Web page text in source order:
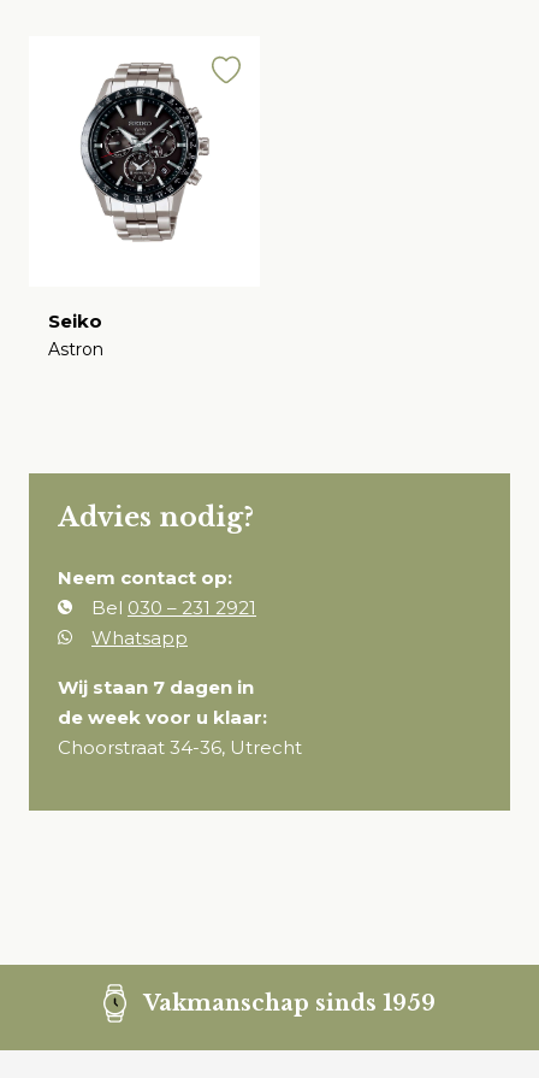
Seiko
Astron
Advies nodig?
Neem contact op:
Bel 030 – 231 2921
Whatsapp
Wij staan 7 dagen in
de week voor u klaar:
Choorstraat 34-36, Utrecht
Vakmanschap sinds 1959